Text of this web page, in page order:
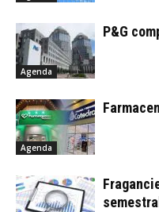
Agenda
P&G
Agenda